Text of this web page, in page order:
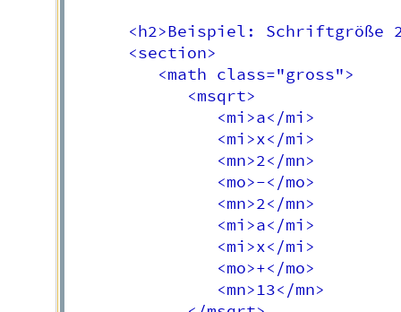
<h2>Beispiel: Schriftgröße
      <section>
         <math class="gross">
            <msqrt>
               <mi>a</mi>
               <mi>x</mi>
               <mn>2</mn>
               <mo>-</mo>
               <mn>2</mn>
               <mi>a</mi>
               <mi>x</mi>
               <mo>+</mo>
               <mn>13</mn>